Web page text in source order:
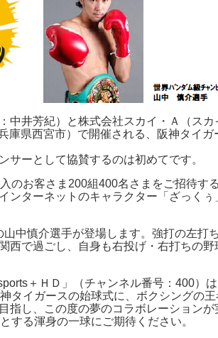
井芳紀）と株式会社スカイ・Ａ（スカ
県西宮市）で開催される、阪神タイ
サーとして協賛するのは初めてです。
のお客さま200組400名さまをご招待す
ターネットのキャラクター「ざっく
中慎介選手が登場します。強打の左打
で過ごし、自身も右投げ・右打ちの
＋ＨＤ」（チャンネル番号：400）
タイガースの始球式に、ボクシングの
し、この度の夢のコラボレーションが
する渾身の一球にご期待ください。